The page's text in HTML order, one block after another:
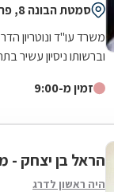
התהליך המורכב
הרגשתי לכל
שנלחמת עבור
אני ממליצה בחום
באיכויותיו –
בהערכה רבה, נטלי
סמטת הבונה 8, פרדס חנה-כרכור
משרד עו"ד ונוטריון
וברשותו ניסיון עשיר
זמין מ-9:00
הראל בן יצחק -
היה ראשון לדרג